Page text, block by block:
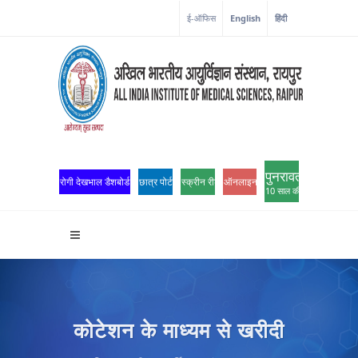
ई-ऑफिस English हिंदी
रोगी देखभाल डैशबोर्ड छात्र पोर्टल स्क्रीन रीडर एक्सेसऑनलाइन ओपीडी पंजीकरण
पुनरावर्तन
10 साल की उत्कृष्टता
कोटेशन के माध्यम से खरीदी